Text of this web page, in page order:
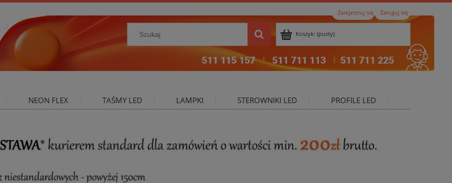
Zarejestruj się Zaloguj się
Koszyk: (pusty)
NEON FLEX TAŚMY LED LAMPKI STEROWNIKI LED PROFILE LED